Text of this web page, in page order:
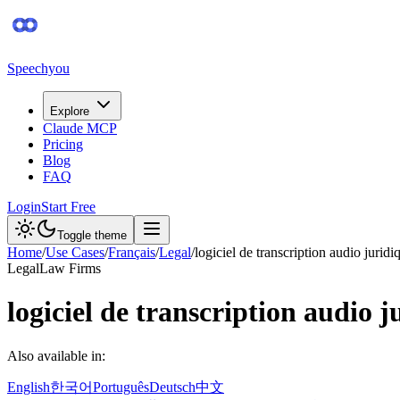
Speechyou
Explore
Claude MCP
Pricing
Blog
FAQ
LoginStart Free
Toggle theme
Home/Use Cases/Français/Legal/logiciel de transcription audio
LegalLaw Firms
logiciel de transcription audio
Also available in:
English한국어PortuguêsDeutsch中文